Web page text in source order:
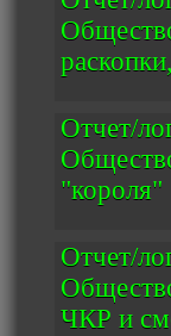
Отчет/
"короля"
Отчет/
ЧКР и